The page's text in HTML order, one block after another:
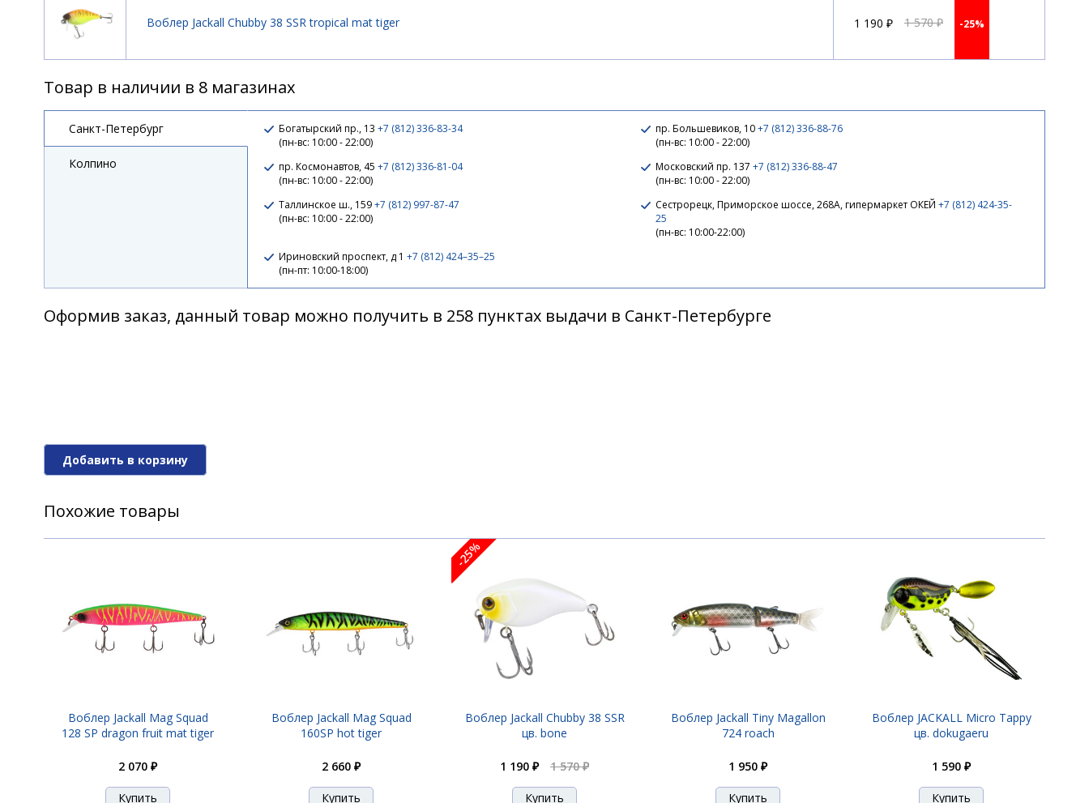
Воблер Jackall Chubby 38 SSR tropical mat tiger 1 190 ₽ 1 570 ₽ -25%
Воблер Jackall Chubby 38 SSR цв. bone
Воблер Jackall Chubby 38F 06 ghost g perch
Воблер Jackall Chubby 38F 215 pink
Воблер Jackall Chubby 38F 28 uv ul tamamushi tiger
Воблер Jackall Chubby 38F 43 tackey brown 1 190 ₽
Воблер Jackall Chubby 38F 46 hl green gold 1 190 ₽
Воблер Jackall Chubby 38F 64 matt tiger 3.8cm 4g 0.6-1m плавающ.
Товар в наличии в 8 магазинах
Санкт-Петербург
Колпино
Богатырский пр., 13 +7 (812) 336-83-34
(пн-вс: 10:00 - 22:00)
пр. Большевиков, 10+7 (812) 336-88-76
(пн-вс: 10:00 - 22:00)
пр. Космонавтов, 45 +7 (812) 336-81-04
(пн-вс: 10:00 - 22:00)
Московский пр. 137+7 (812) 336-88-47
(пн-вс: 10:00 - 22:00)
Таллинское ш., 159+7 (812) 997-87-47
(пн-вс: 10:00 - 22:00)
Сестрорецк, Приморское шоссе, 268А, гипермаркет ОКЕЙ+7 (812) 424-35-
25
(пн-вс: 10:00-22:00)
Ириновский проспект, д 1 +7 (812) 424–35–25
(пн-пт: 10:00-18:00)
Оформив заказ, данный товар можно получить в 258 пунктах выдачи в Санкт-Петербурге
Добавить в корзину
Похожие товары
Воблер Jackall Mag Squad
128 SP dragon fruit mat tiger
2 070 ₽
Воблер Jackall Mag Squad
160SP hot tiger
2 660 ₽
-25%
Воблер Jackall Chubby 38 SSR
цв. bone
1 190 ₽ 1 570 ₽
Воблер Jackall Tiny Magallon
724 roach
1 950 ₽
Воблер JACKALL Micro Tappy
цв. dokugaeru
1 590 ₽